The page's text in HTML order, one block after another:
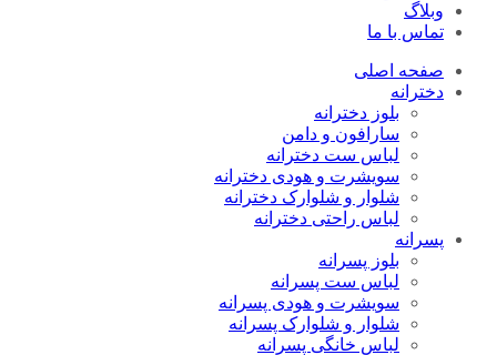
وبلاگ
تماس با ما
صفحه اصلی
دخترانه
بلوز دخترانه
سارافون و دامن
لباس ست دخترانه
سویشرت و هودی دخترانه
شلوار و شلوارک دخترانه
لباس راحتی دخترانه
پسرانه
بلوز پسرانه
لباس ست پسرانه
سویشرت و هودی پسرانه
شلوار و شلوارک پسرانه
لباس خانگی پسرانه